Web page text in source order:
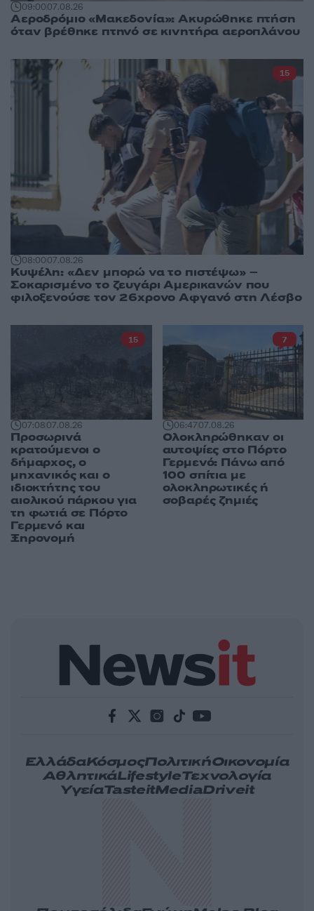
09:0007.08.26
Αεροδρόμιο «Μακεδονία»: Ακυρώθηκε πτήση
όταν βρέθηκε πτηνό σε κινητήρα αεροπλάνου
08:0007.08.26
Κυψέλη: «Δεν μπορώ να το πιστέψω» –
Σοκαρισμένο το ζευγάρι Αμερικανών που
φιλοξενούσε τον 26χρονο Αφγανό στη Λέσβο
15
07:0807.08.26
Προσωρινά
κρατούμενοι ο
δήμαρχος, ο
μηχανικός και ο
ιδιοκτήτης του
αιολικού πάρκου για
τη φωτιά σε Πόρτο
Γερμενό και
Ξηρονομή
15
06:4707.08.26
Ολοκληρώθηκαν οι
αυτοψίες στο Πόρτο
Γερμενό: Πάνω από
100 σπίτια με
ολοκληρωτικές ή
σοβαρές ζημιές
7
ΕλλάδαΚόσμοςΠολιτικήΟικονομία
ΑθλητικάLifestyleΤεχνολογία
ΥγείαTasteitMediaDriveit